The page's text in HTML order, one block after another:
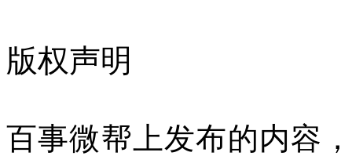
版权声明
百事微帮上发布的内容